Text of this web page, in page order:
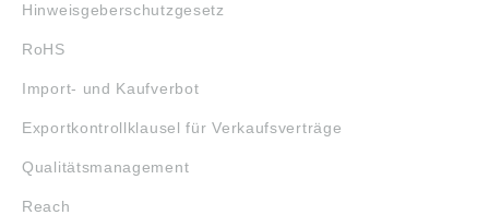
Hinweisgeberschutzgesetz
RoHS
Import- und Kaufverbot
Exportkontrollklausel für Verkaufsverträge
Qualitätsmanagement
Reach